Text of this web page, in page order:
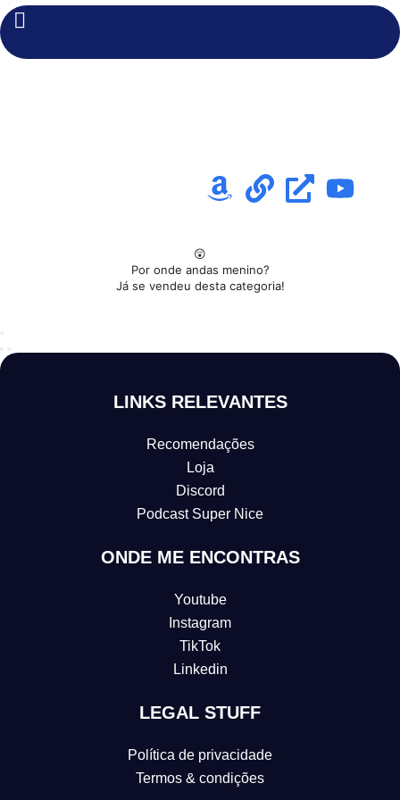
😲
Por onde andas menino?
Já se vendeu desta categoria!
LINKS RELEVANTES
Recomendações
Loja
Discord
Podcast Super Nice
ONDE ME ENCONTRAS
Youtube
Instagram
TikTok
Linkedin
LEGAL STUFF
Política de privacidade
Termos & condições